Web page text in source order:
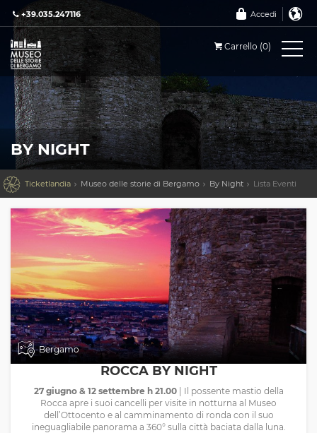
+39.035.247116 Accedi
Carrello (0)
BY NIGHT
 Ticketlandia Museo delle storie di Bergamo By Night Lista Eventi
Bergamo
ROCCA BY NIGHT
27 giugno & 12 settembre h 21.00
| Il possente mastio della
Rocca apre i suoi cancelli per visite in notturna al Museo
dell’Ottocento e al camminamento di ronda con il suo
ineguagliabile panorama a 360° sulla città baciata dalla luna.